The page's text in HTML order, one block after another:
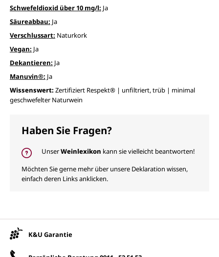
Schwefeldioxid über 10 mg/l: Ja
Säureabbau: Ja
Verschlussart: Naturkork
Vegan: Ja
Dekantieren: Ja
Manuvin®: Ja
Wissenswert: Zertifiziert Respekt® | unfiltriert, trüb | minimal
geschwefelter Naturwein
Haben Sie Fragen?
UnserWeinlexikon kann sie vielleicht beantworten!
Möchten Sie gerne mehr über unsere Deklaration wissen,
einfach deren Links anklicken.
K&U Garantie